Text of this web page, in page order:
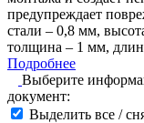
предупреждает
стали – 0,8 мм,
толщина – 1 мм,
Подробнее
Выберите
документ:
Выделить все /